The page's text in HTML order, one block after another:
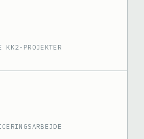
KK2-PROJEKTER